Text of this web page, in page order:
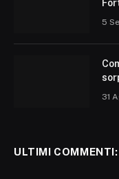
5
31
ULTIMI COMMENTI: